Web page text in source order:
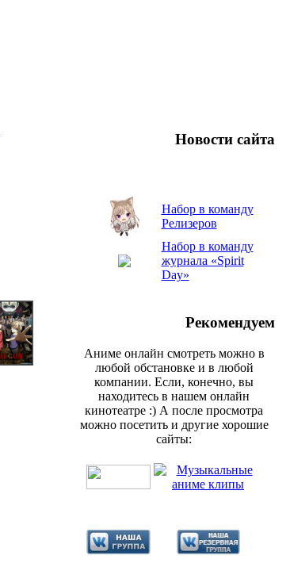
Новости сайта
Набор в команду
Релизеров
Набор в команду
журнала «Spirit
Day»
Рекомендуем
Аниме онлайн смотреть можно в
любой обстановке и в любой
компании. Если, конечно, вы
находитесь в нашем онлайн
кинотеатре :) А после просмотра
можно посетить и другие хорошие
сайты: